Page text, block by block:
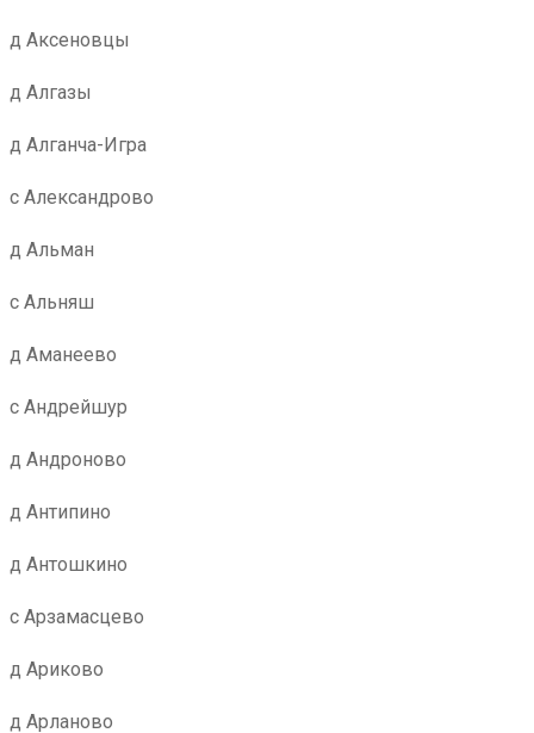
д Аксеновцы
д Алгазы
д Алганча-Игра
с Александрово
д Альман
с Альняш
д Аманеево
с Андрейшур
д Андроново
д Антипино
д Антошкино
с Арзамасцево
д Ариково
д Арланово